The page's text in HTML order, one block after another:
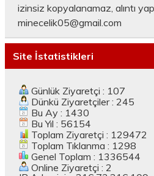
izinsiz kopyalanamaz, alıntı
minecelik05@gmail.com
Site İstatistikleri
Günlük Ziyaretçi : 107
Dünkü Ziyaretçiler : 245
Bu Ay : 1430
Bu Yıl : 56154
Toplam Ziyaretçi : 129472
Toplam Tıklanma : 1298
Genel Toplam : 1336544
Online Ziyaretçi : 2